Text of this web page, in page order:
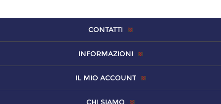
CONTATTI
INFORMAZIONI
IL MIO ACCOUNT
CHI SIAMO